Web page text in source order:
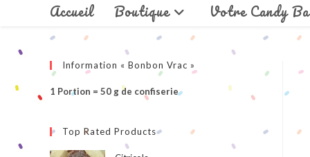
Accueil Boutique Votre Candy
Information « Bonbon Vrac »
1 Portion = 50 g de confiserie
Top Rated Products